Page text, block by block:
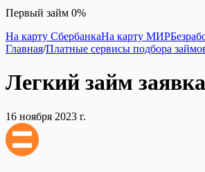
Первый займ 0%
На карту СбербанкаНа карту МИР
Главная/Платные сервисы подбора
Легкий займ
16 ноября 2023 г.